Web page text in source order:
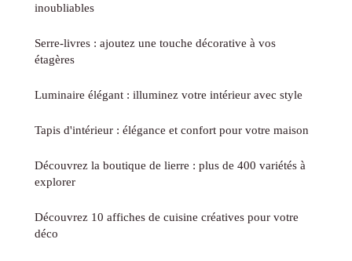
inoubliables
Serre-livres : ajoutez une touche décorative à vos
étagères
Luminaire élégant : illuminez votre intérieur avec style
Tapis d'intérieur : élégance et confort pour votre maison
Découvrez la boutique de lierre : plus de 400 variétés à
explorer
Découvrez 10 affiches de cuisine créatives pour votre
déco